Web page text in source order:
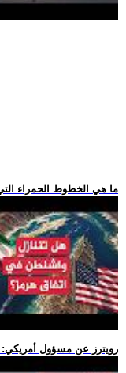
.. ما هي الخطوط الحمراء
.. رويترز عن مسؤول